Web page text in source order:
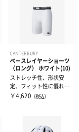
CANTERBURY
ベースレイヤーショーツ
（ロング） ホワイト(10)
ストレッチ性、形状安
定、フィット性に優れたL
YCRA（ライクラ）素材を
￥4,620 （税込）